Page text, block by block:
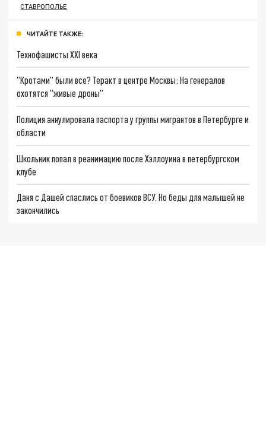
СТАВРОПОЛЬЕ
ЧИТАЙТЕ ТАКЖЕ:
Технофашисты XXI века
"Кротами" были все? Теракт в центре Москвы: На генералов
охотятся "живые дроны"
Полиция аннулировала паспорта у группы мигрантов в Петербурге и
области
Школьник попал в реанимацию после Хэллоуина в петербургском
клубе
Даня с Дашей спаслись от боевиков ВСУ. Но беды для малышей не
закончились